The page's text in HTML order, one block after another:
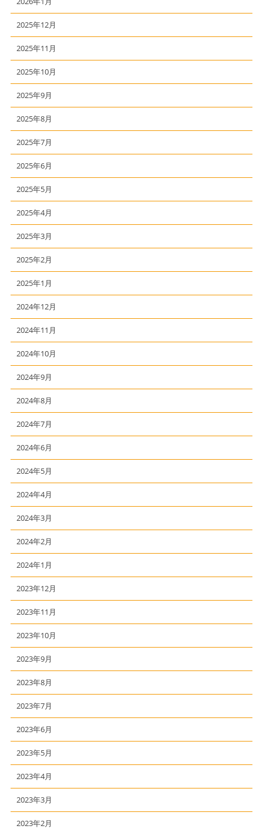
2025年12月
2025年11月
2025年10月
2025年9月
2025年8月
2025年7月
2025年6月
2025年5月
2025年4月
2025年3月
2025年2月
2025年1月
2024年12月
2024年11月
2024年10月
2024年9月
2024年8月
2024年7月
2024年6月
2024年5月
2024年4月
2024年3月
2024年2月
2024年1月
2023年12月
2023年11月
2023年10月
2023年9月
2023年8月
2023年7月
2023年6月
2023年5月
2023年4月
2023年3月
2023年2月